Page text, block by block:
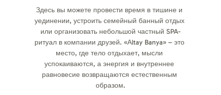
Здесь вы можете провести время в тишине и
уединении, устроить семейный банный отдых
или организовать небольшой частный SPA-
ритуал в компании друзей. «Аltay Banya» – это
место, где тело отдыхает, мысли
успокаиваются, а энергия и внутреннее
равновесие возвращаются естественным
образом.